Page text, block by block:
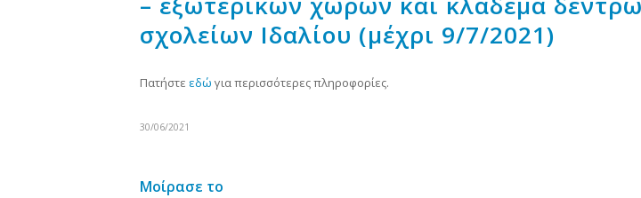
σχολείων Ιδαλίου (μέχρι 9/7/2021)
Πατήστε εδώ για περισσότερες πληροφορίες.
30/06/2021
Μοίρασε το